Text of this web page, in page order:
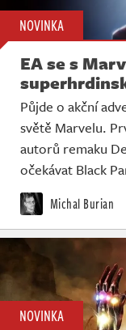
NOVINKA
EA se s
Půjde o akční
světě Marvelu.
autorů remaku
očekávat Black
Michal Burian
NOVINKA